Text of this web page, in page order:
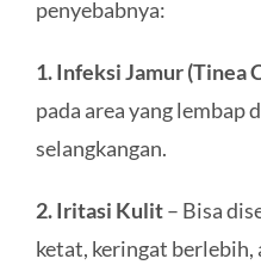
penyebabnya:
1. Infeksi Jamur (Tinea
pada area yang lembap
selangkangan.
2. Iritasi Kulit– Bisa
ketat, keringat